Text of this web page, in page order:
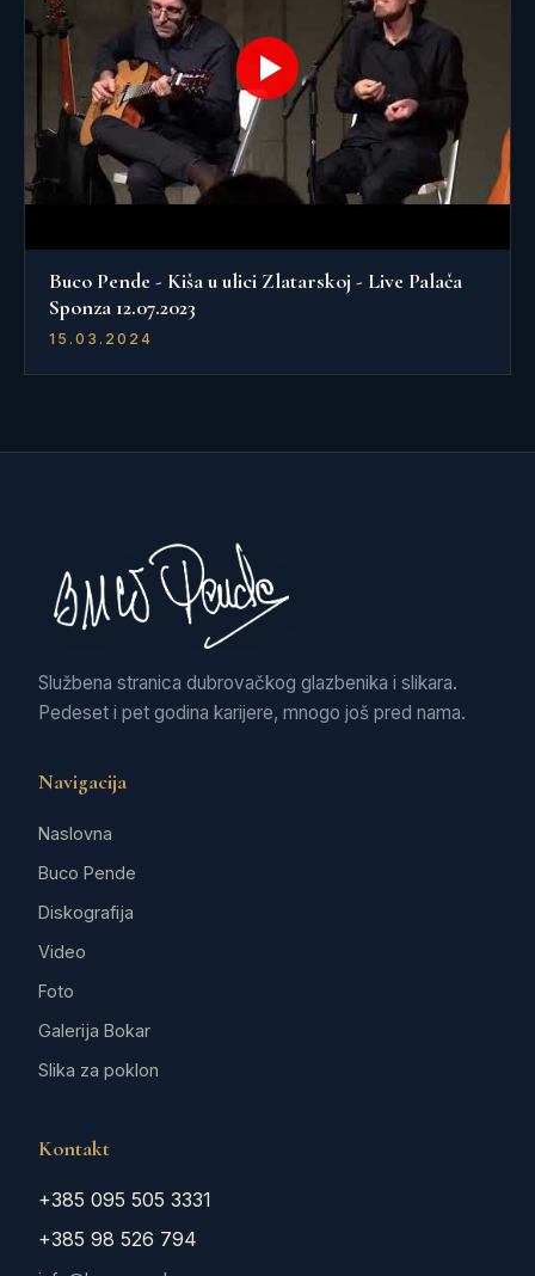
Buco Pende - Kiša u ulici Zlatarskoj - Live Palača
Sponza 12.07.2023
15.03.2024
Službena stranica dubrovačkog glazbenika i slikara.
Pedeset i pet godina karijere, mnogo još pred nama.
Navigacija
Naslovna
Buco Pende
Diskografija
Video
Foto
Galerija Bokar
Slika za poklon
Kontakt
+385 095 505 3331
+385 98 526 794